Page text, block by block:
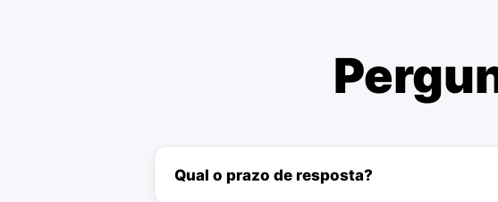
Qual o prazo de resposta?